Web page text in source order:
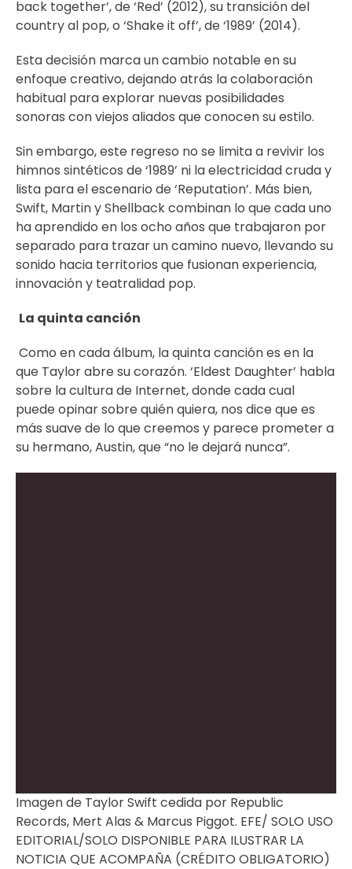
back together’, de ‘Red’ (2012), su transición del
country al pop, o ‘Shake it off’, de ‘1989’ (2014).
Esta decisión marca un cambio notable en su
enfoque creativo, dejando atrás la colaboración
habitual para explorar nuevas posibilidades
sonoras con viejos aliados que conocen su estilo.
Sin embargo, este regreso no se limita a revivir los
himnos sintéticos de ‘1989’ ni la electricidad cruda y
lista para el escenario de ‘Reputation’. Más bien,
Swift, Martin y Shellback combinan lo que cada uno
ha aprendido en los ocho años que trabajaron por
separado para trazar un camino nuevo, llevando su
sonido hacia territorios que fusionan experiencia,
innovación y teatralidad pop.
La quinta canción
Como en cada álbum, la quinta canción es en la
que Taylor abre su corazón. ‘Eldest Daughter’ habla
sobre la cultura de Internet, donde cada cual
puede opinar sobre quién quiera, nos dice que es
más suave de lo que creemos y parece prometer a
su hermano, Austin, que “no le dejará nunca”.
Imagen de Taylor Swift cedida por Republic
Records, Mert Alas & Marcus Piggot. EFE/ SOLO USO
EDITORIAL/SOLO DISPONIBLE PARA ILUSTRAR LA
NOTICIA QUE ACOMPAÑA (CRÉDITO OBLIGATORIO)